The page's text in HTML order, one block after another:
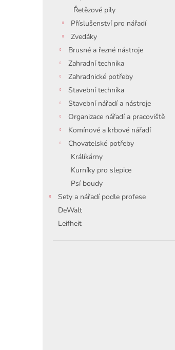
Řetězové pily
Příslušenství pro nářadí
Zvedáky
Brusné a řezné nástroje
Zahradní technika
Zahradnické potřeby
Stavební technika
Stavební nářadí a nástroje
Organizace nářadí a pracoviště
Komínové a krbové nářadí
Chovatelské potřeby
Králíkárny
Kurníky pro slepice
Psí boudy
Sety a nářadí podle profese
DeWalt
Leifheit